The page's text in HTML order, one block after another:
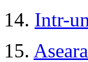
14. Intr-
15.